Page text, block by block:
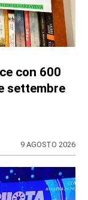
con 600
9 AGOSTO 2026